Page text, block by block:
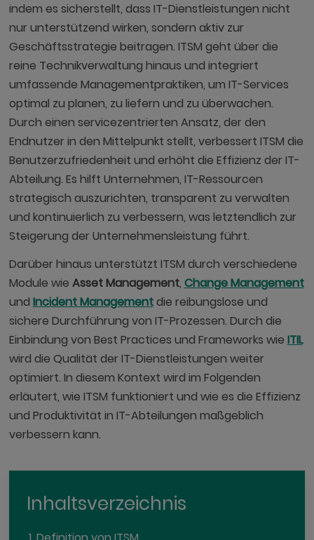
indem es sicherstellt, dass IT-Dienstleistungen nicht
nur unterstützend wirken, sondern aktiv zur
Geschäftsstrategie beitragen. ITSM geht über die
reine Technikverwaltung hinaus und integriert
umfassende Managementpraktiken, um IT-Services
optimal zu planen, zu liefern und zu überwachen.
Durch einen servicezentrierten Ansatz, der den
Endnutzer in den Mittelpunkt stellt, verbessert ITSM die
Benutzerzufriedenheit und erhöht die Effizienz der IT-
Abteilung. Es hilft Unternehmen, IT-Ressourcen
strategisch auszurichten, transparent zu verwalten
und kontinuierlich zu verbessern, was letztendlich zur
Steigerung der Unternehmensleistung führt.
Darüber hinaus unterstützt ITSM durch verschiedene
Module wie Asset Management, Change Management
und Incident Managementdie reibungslose und
sichere Durchführung von IT-Prozessen. Durch die
Einbindung von Best Practices und Frameworks wie ITIL
wird die Qualität der IT-Dienstleistungen weiter
optimiert. In diesem Kontext wird im Folgenden
erläutert, wie ITSM funktioniert und wie es die Effizienz
und Produktivität in IT-Abteilungen maßgeblich
verbessern kann.
Inhaltsverzeichnis